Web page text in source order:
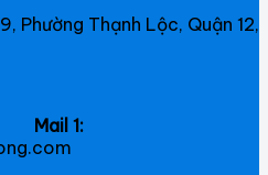
Phường Thạnh Lộc, Quận 12,
Mail 1: